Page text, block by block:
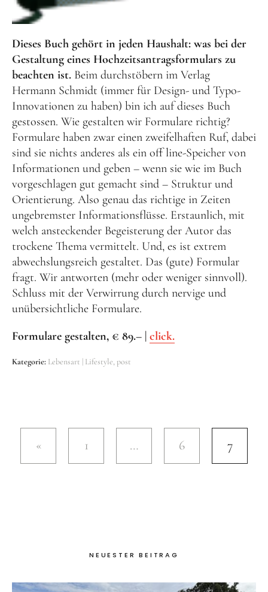
Dieses Buch gehört in jeden Haushalt: was bei der
Gestaltung eines Hochzeitsantragsformulars zu
beachten ist. Beim durchstöbern im Verlag
Hermann Schmidt (immer für Design- und Typo-
Innovationen zu haben) bin ich auf dieses Buch
gestossen. Wie gestalten wir Formulare richtig?
Formulare haben zwar einen zweifelhaften Ruf, dabei
sind sie nichts anderes als ein off line-Speicher von
Informationen und geben – wenn sie wie im Buch
vorgeschlagen gut gemacht sind – Struktur und
Orientierung. Also genau das richtige in Zeiten
ungebremster Informationsflüsse. Erstaunlich, mit
welch ansteckender Begeisterung der Autor das
trockene Thema vermittelt. Und, es ist extrem
abwechslungsreich gestaltet. Das (gute) Formular
fragt. Wir antworten (mehr oder weniger sinnvoll).
Schluss mit der Verwirrung durch nervige und
unübersichtliche Formulare.
Formulare gestalten, € 89.– | click.
Kategorie: Lebensart | Lifestyle post
1 … 6 7
NEUESTER BEITRAG